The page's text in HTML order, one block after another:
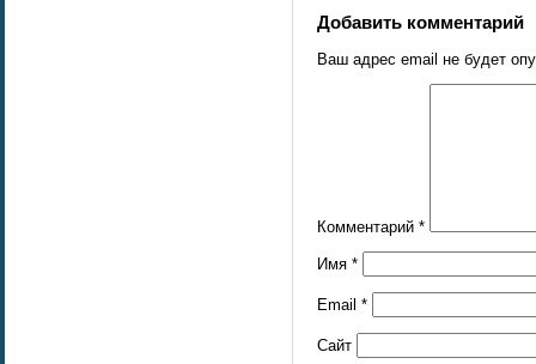
Добавить комментарий
Ваш адрес email не будет
Комментарий *
Имя *
Email *
Сайт